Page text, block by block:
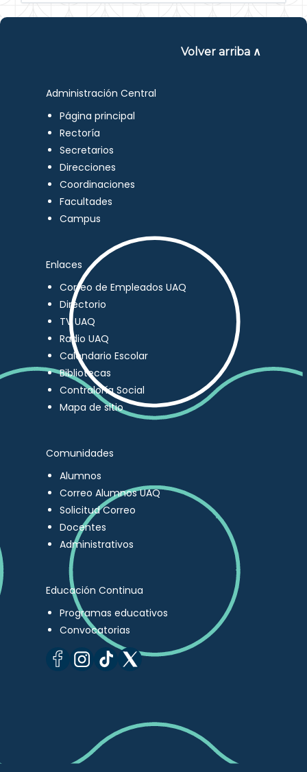
Volver arriba ∧
Administración Central
Página principal
Rectoría
Secretarios
Direcciones
Coordinaciones
Facultades
Campus
Enlaces
Correo de Empleados UAQ
Directorio
TV UAQ
Radio UAQ
Calendario Escolar
Bibliotecas
Contraloría Social
Mapa de sitio
Comunidades
Alumnos
Correo Alumnos UAQ
Solicitud Correo
Docentes
Administrativos
Educación Continua
Programas educativos
Convocatorias